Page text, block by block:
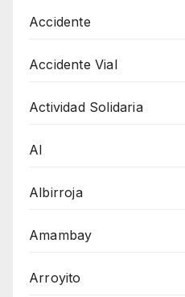
Accidente
Accidente Vial
Actividad Solidaria
AI
Albirroja
Amambay
Arroyito